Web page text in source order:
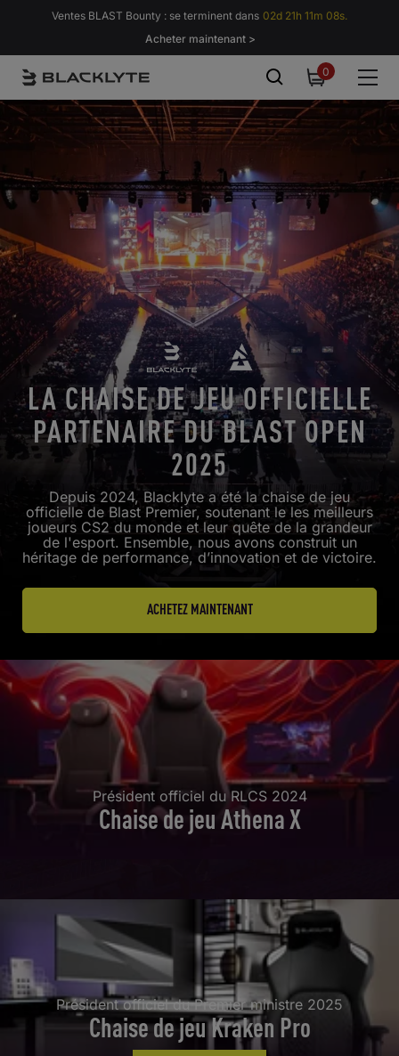
Passer au contenu
Ventes BLAST Bounty : se terminent dans 02d 21h 11m 07s.
Acheter maintenant >
00
LA CHAISE DE JEU OFFICIELLE
PARTENAIRE DU BLAST OPEN
2025
Depuis 2024, Blacklyte a été la chaise de jeu
officielle de Blast Premier, soutenant le les meilleurs
joueurs CS2 du monde et leur quête de la grandeur
de l'esport. Ensemble, nous avons construit un
héritage de performance, d’innovation et de victoire.
ACHETEZ MAINTENANT
Président officiel du RLCS 2024
Chaise de jeu Athena X
Président officiel du Premier ministre 2025
Chaise de jeu Kraken Pro